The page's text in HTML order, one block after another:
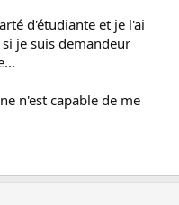
d'étudiante et je l'ai
je suis demandeur
n'est capable de me